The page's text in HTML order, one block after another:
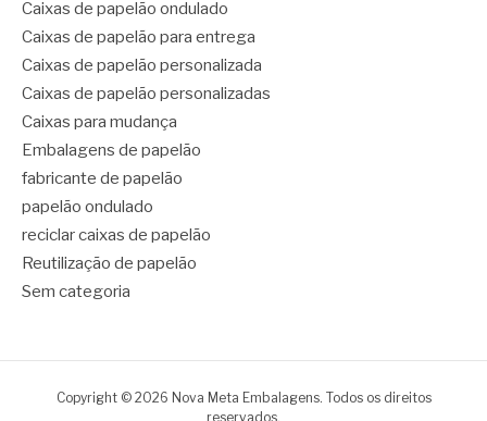
Caixas de papelão ondulado
Caixas de papelão para entrega
Caixas de papelão personalizada
Caixas de papelão personalizadas
Caixas para mudança
Embalagens de papelão
fabricante de papelão
papelão ondulado
reciclar caixas de papelão
Reutilização de papelão
Sem categoria
Copyright © 2026 Nova Meta Embalagens. Todos os direitos
reservados.